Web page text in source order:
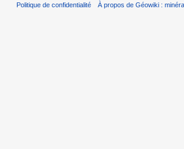
Politique de confidentialité À propos de Géowiki :